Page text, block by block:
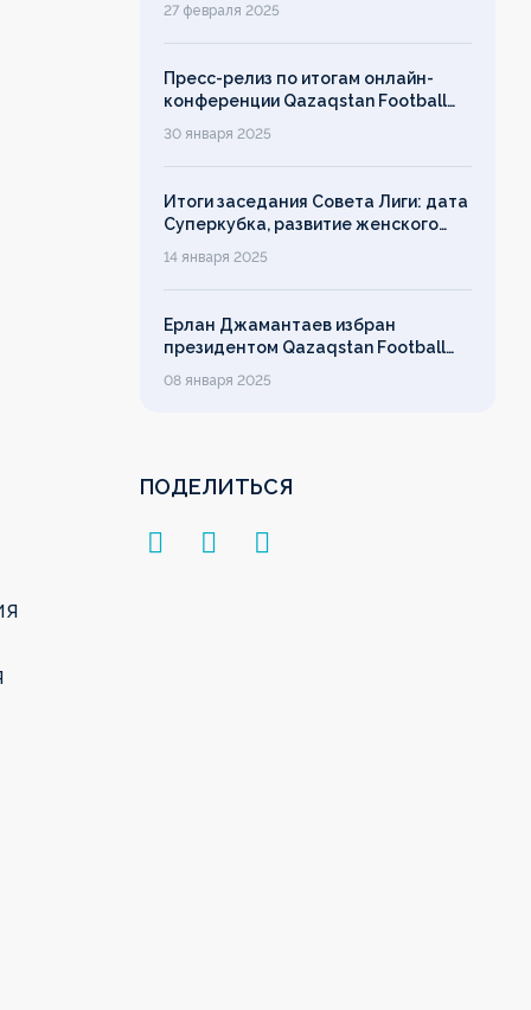
слово ничего не значит!
27 февраля 2025
Пресс-релиз по итогам онлайн-
конференции Qazaqstan Football
30 января 2025
Итоги заседания Совета Лиги: дата
Суперкубка, развитие женского
14 января 2025
Ерлан Джамантаев избран
президентом Qazaqstan Football
08 января 2025
ПОДЕЛИТЬСЯ